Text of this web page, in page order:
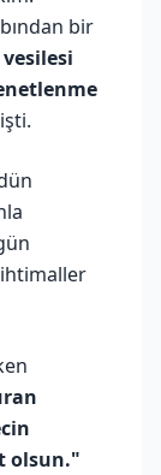
bir
olsun."